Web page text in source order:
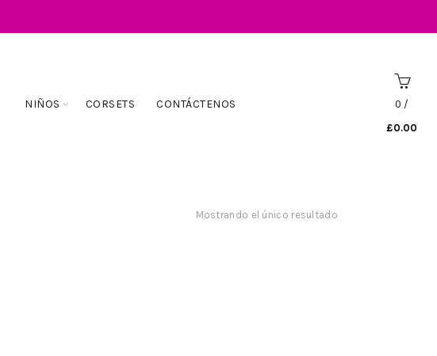
NIÑOS CORSETS CONTÁCTENOS 0 /
£0.00
Mostrando el único resultado